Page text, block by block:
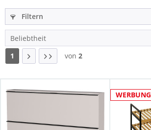
Filtern
1 von 2
WERBUNG